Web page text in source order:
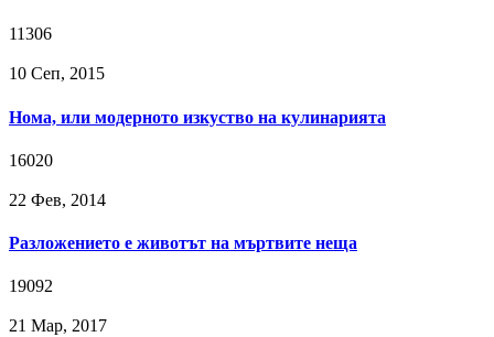
11306
10 Сeп, 2015
Нома, или модерното изкуство на кулинарията
16020
22 Фев, 2014
Разложението е животът на мъртвите неща
19092
21 Мар, 2017